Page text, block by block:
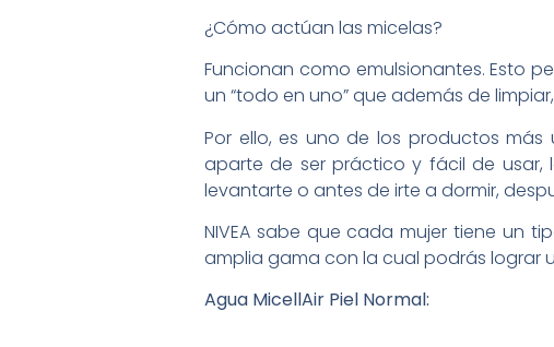
¿Cómo actúan las micelas?
Funcionan como emulsionantes. Esto
un “todo en uno” que además de
Por ello, es uno de los productos
aparte de ser práctico y fácil de usar,
levantarte o antes de irte a dormir,
NIVEA sabe que cada mujer tiene un
amplia gama con la cual podrás lograr
Agua MicellAir Piel Normal: